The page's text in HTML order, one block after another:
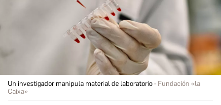
Un investigador manipula material de laboratorio
Fundación «la
Caixa»